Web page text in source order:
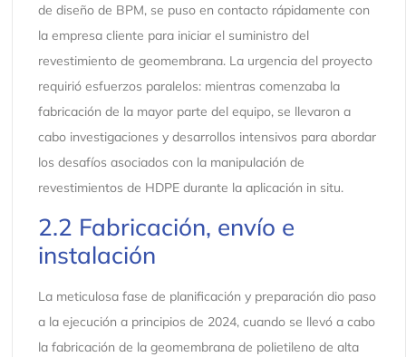
de diseño de BPM, se puso en contacto rápidamente con
la empresa cliente para iniciar el suministro del
revestimiento de geomembrana. La urgencia del proyecto
requirió esfuerzos paralelos: mientras comenzaba la
fabricación de la mayor parte del equipo, se llevaron a
cabo investigaciones y desarrollos intensivos para abordar
los desafíos asociados con la manipulación de
revestimientos de HDPE durante la aplicación in situ.
2.2 Fabricación, envío e
instalación
La meticulosa fase de planificación y preparación dio paso
a la ejecución a principios de 2024, cuando se llevó a cabo
la fabricación de la geomembrana de polietileno de alta